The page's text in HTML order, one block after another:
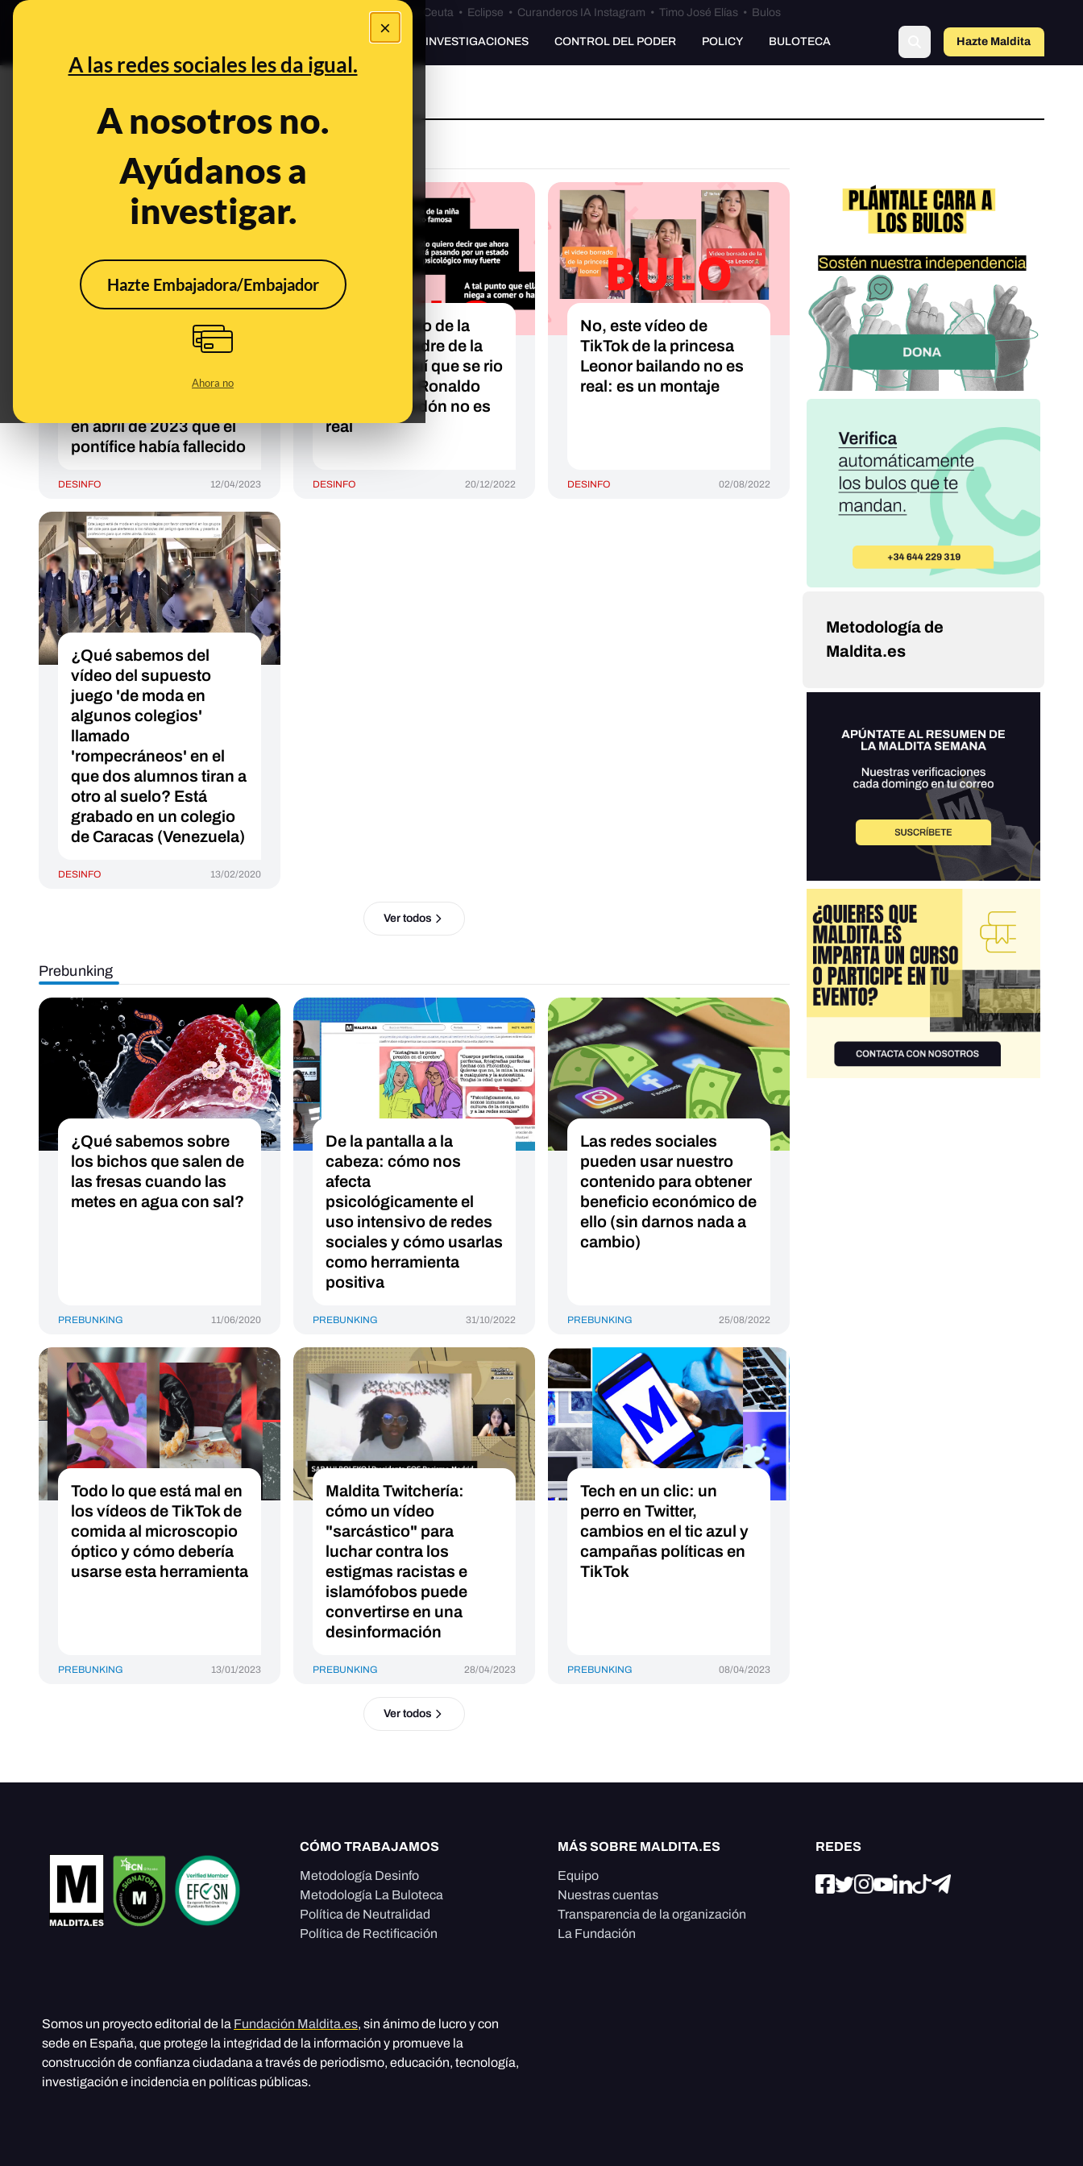
×
A las redes sociales les da igual.
A nosotros no.
Ayúdanos a
investigar.
Hazte Embajadora/Embajador
Ahora no
Especial Ceuta•Bulos Ceuta • Eclipse • Curanderos IA Instagram • Timo José Elías • Bulos
PREBUNKING INVESTIGACIONES CONTROL DEL PODER POLICY BULOTECA Hazte Maldita
“El Papa Francisco está
muerto y lo van a
Santa": la teoría de la
en abril de 2023 que el
pontífice había fallecido
DESINFO 12/04/2023
No, este audio de la
supuesta madre de la
niña marroquí que se rio
de Cristiano Ronaldo
pidiendo perdón no es
real
DESINFO 20/12/2022
No, este vídeo de
TikTok de la princesa
Leonor bailando no es
real: es un montaje
DESINFO 02/08/2022
¿Qué sabemos del
vídeo del supuesto
juego 'de moda en
algunos colegios'
llamado
'rompecráneos' en el
que dos alumnos tiran a
otro al suelo? Está
grabado en un colegio
de Caracas (Venezuela)
DESINFO 13/02/2020
Ver todos
Prebunking
¿Qué sabemos sobre
los bichos que salen de
las fresas cuando las
metes en agua con sal?
PREBUNKING 11/06/2020
De la pantalla a la
cabeza: cómo nos
afecta
psicológicamente el
uso intensivo de redes
sociales y cómo usarlas
como herramienta
positiva
PREBUNKING 31/10/2022
Las redes sociales
pueden usar nuestro
contenido para obtener
beneficio económico de
ello (sin darnos nada a
cambio)
PREBUNKING 25/08/2022
Todo lo que está mal en
los vídeos de TikTok de
comida al microscopio
óptico y cómo debería
usarse esta herramienta
PREBUNKING 13/01/2023
Maldita Twitchería:
cómo un vídeo
"sarcástico" para
luchar contra los
estigmas racistas e
islamófobos puede
convertirse en una
desinformación
PREBUNKING 28/04/2023
Tech en un clic: un
perro en Twitter,
cambios en el tic azul y
campañas políticas en
TikTok
PREBUNKING 08/04/2023
Ver todos
Metodología de
Maldita.es
CÓMO TRABAJAMOS
Metodología Desinfo
Metodología La Buloteca
Política de Neutralidad
Política de Rectificación
MÁS SOBRE MALDITA.ES
Equipo
Nuestras cuentas
Transparencia de la organización
La Fundación
REDES
Somos un proyecto editorial de la Fundación Maldita.es, sin ánimo de lucro y con
sede en España, que protege la integridad de la información y promueve la
construcción de confianza ciudadana a través de periodismo, educación, tecnología,
investigación e incidencia en políticas públicas.